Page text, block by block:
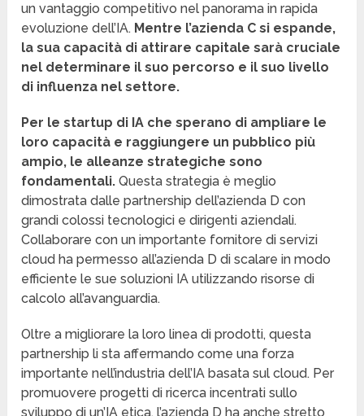
un vantaggio competitivo nel panorama in rapida
evoluzione dell’IA. Mentre l’azienda C si espande,
la sua capacità di attirare capitale sarà cruciale
nel determinare il suo percorso e il suo livello
di influenza nel settore.
Per le startup di IA che sperano di ampliare le
loro capacità e raggiungere un pubblico più
ampio, le alleanze strategiche sono
fondamentali. Questa strategia è meglio
dimostrata dalle partnership dell’azienda D con
grandi colossi tecnologici e dirigenti aziendali.
Collaborare con un importante fornitore di servizi
cloud ha permesso all’azienda D di scalare in modo
efficiente le sue soluzioni IA utilizzando risorse di
calcolo all’avanguardia.
Oltre a migliorare la loro linea di prodotti, questa
partnership li sta affermando come una forza
importante nell’industria dell’IA basata sul cloud. Per
promuovere progetti di ricerca incentrati sullo
sviluppo di un’IA etica, l’azienda D ha anche stretto